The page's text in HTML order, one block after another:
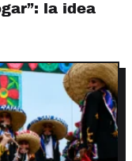
la idea